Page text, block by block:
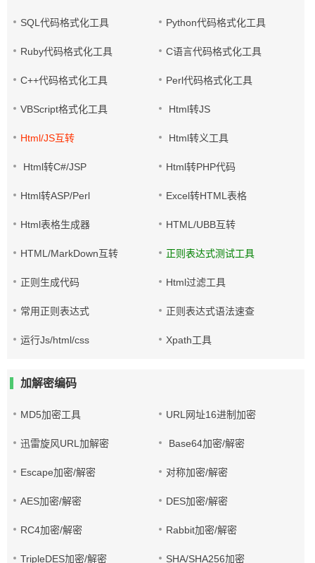
SQL代码格式化工具 Python代码格式化工具
Ruby代码格式化工具 C语言代码格式化工具
C++代码格式化工具 Perl代码格式化工具
VBScript格式化工具 Html转JS
Html/JS互转 Html转义工具
Html转C#/JSP Html转PHP代码
Html转ASP/Perl Excel转HTML表格
Html表格生成器 HTML/UBB互转
HTML/MarkDown互转 正则表达式测试工具
正则生成代码 Html过滤工具
常用正则表达式 正则表达式语法速查
运行Js/html/css Xpath工具
加解密编码
MD5加密工具 URL网址16进制加密
迅雷旋风URL加解密 Base64加密/解密
Escape加密/解密 对称加密/解密
AES加密/解密 DES加密/解密
RC4加密/解密 Rabbit加密/解密
TripleDES加密/解密 SHA/SHA256加密